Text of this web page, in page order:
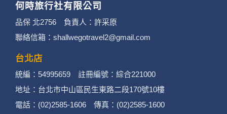
何時旅行社有限公司
品保 北2756 負責人：許采原
聯絡信箱：shallwegotravel2@gmail.com
台北店
統編：54995659 註冊編號：綜合221000
地址：台北市中山區民生東路二段170號10樓
電話：(02)2585-1606 傳真：(02)2585-1600